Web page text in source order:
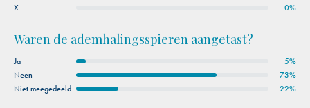
X
0%
Waren de ademhalingsspieren aangetast?
Ja
5%
Neen
73%
Niet meegedeeld
22%